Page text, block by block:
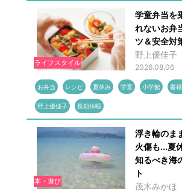
ライフスタイル
学童弁当を
れないお弁
ツ＆安全対
野上優佳子
2026.08.06
お弁当 レシピ 夏休み 学童 小学館 書
野上優佳子 長期休暇
本・遊び
浮き輪のま
火傷も...夏
知るべき海
ト
茂木みかほ